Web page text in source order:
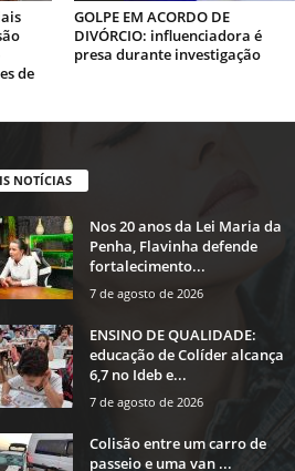
de
GOLPE EM ACORDO DE
DIVÓRCIO: influenciadora é
presa durante investigação
NOTÍCIAS
Nos 20 anos da Lei Maria da
Penha, Flavinha defende
fortalecimento...
7 de agosto de 2026
ENSINO DE QUALIDADE:
educação de Colíder alcança
6,7 no Ideb e...
7 de agosto de 2026
Colisão entre um carro de
passeio e uma van ...